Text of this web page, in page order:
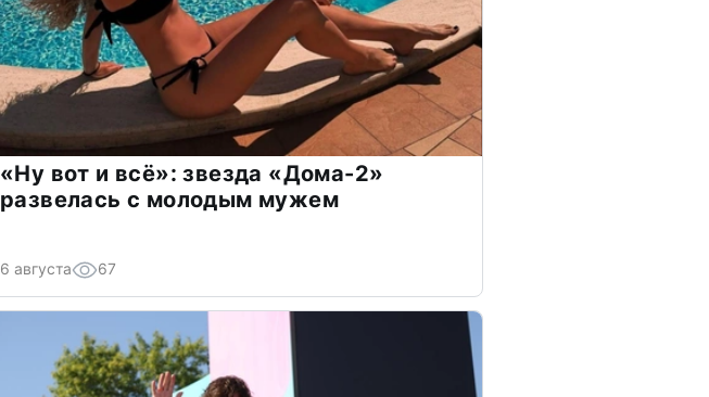
«Ну вот и всё»: звезда «Дома-2»
развелась с молодым мужем
6 августа 67